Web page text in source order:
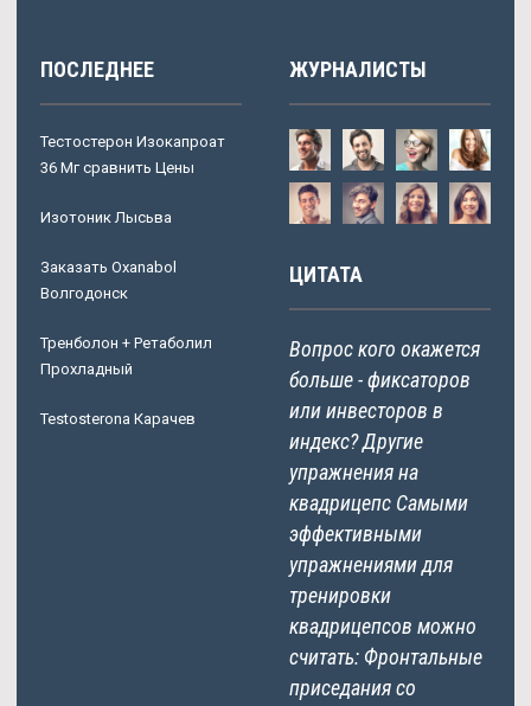
ПОСЛЕДНЕЕ
Тестостерон Изокапроат
36 Мг сравнить Цены
Изотоник Лысьва
Заказать Oxanabol
Волгодонск
Тренболон + Ретаболил
Прохладный
Testosterona Карачев
ЖУРНАЛИСТЫ
ЦИТАТА
Вопрос кого окажется
больше - фиксаторов
или инвесторов в
индекс? Другие
упражнения на
квадрицепс Самыми
эффективными
упражнениями для
тренировки
квадрицепсов можно
считать: Фронтальные
приседания со